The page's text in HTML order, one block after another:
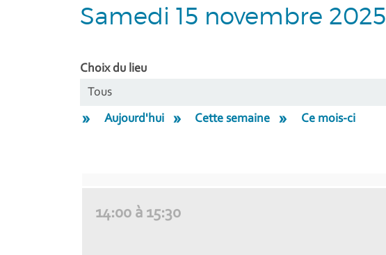
Samedi 15 novembre 2025
Choix du lieu
Aujourd'hui Cette semaine Ce mois-ci
14:00 à 15:30